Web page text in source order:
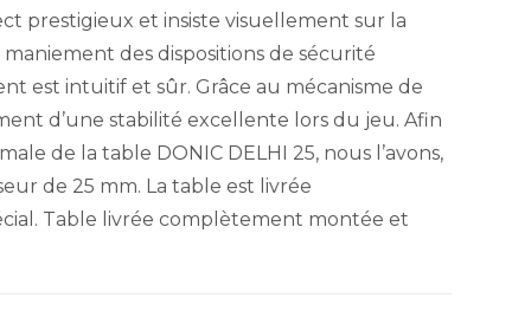
prestigieux et insiste visuellement sur la
des dispositions de sécurité
est intuitif et sûr. Grâce au mécanisme de
d’une stabilité excellente lors du jeu. Afin
de la table DONIC DELHI 25, nous l’avons,
de 25 mm. La table est livrée
Table livrée complètement montée et